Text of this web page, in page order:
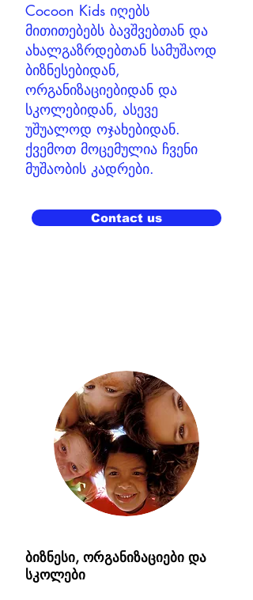
Cocoon Kids იღებს
მითითებებს ბავშვებთან და
ახალგაზრდებთან სამუშაოდ
ბიზნესებიდან,
ორგანიზაციებიდან და
სკოლებიდან, ასევე
უშუალოდ ოჯახებიდან.
ქვემოთ მოცემულია ჩვენი
მუშაობის კადრები.
Contact us
ბიზნესი, ორგანიზაციები და
სკოლები